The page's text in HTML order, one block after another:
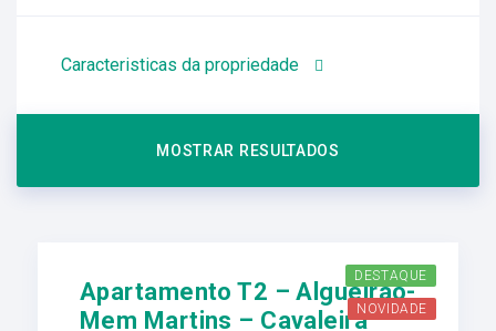
Caracteristicas da propriedade
DESTAQUE
NOVIDADE
Apartamento T2 – Algueirão-
Mem Martins – Cavaleira